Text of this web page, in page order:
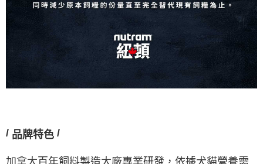
/ 品牌特色 /
加拿大百年飼料製造大廠專業研發，依據犬貓營養需